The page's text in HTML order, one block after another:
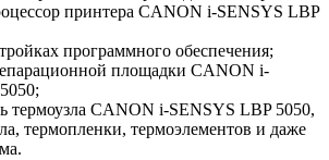
принтера CANON i-SENSYS LBP
программного обеспечения;
площадки CANON i-
термоузла CANON i-SENSYS LBP 5050,
термопленки, термоэлементов и даже